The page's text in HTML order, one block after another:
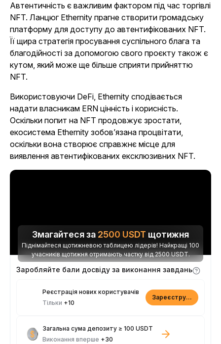
Автентичність є важливим фактором під час торгівлі
NFT. Ланцюг Ethernity прагне створити громадську
платформу для доступу до автентифікованих NFT.
Її щира стратегія просування суспільного блага та
благодійності за допомогою свого проєкту також є
кутом, який може ще більше сприяти прийняттю
NFT.
Використовуючи DeFi, Ethernity сподівається
надати власникам ERN цінність і корисність.
Оскільки попит на NFT продовжує зростати,
екосистема Ethernity зобов’язана процвітати,
оскільки вона створює справжнє місце для
виявлення автентифікованих ексклюзивних NFT.
Змагайтеся за 2500 USDT щотижня
Піднімайтеся щотижневою таблицею лідерів! Найкращі 100
учасників щотижня отримають частку від 2500 USDT.
Заробляйте бали досвіду за виконання завдань
Реєстрація нових користувачів
Тільки +10
Зареєструватися
Загальна сума депозиту ≥ 100 USDT
Виконання вперше +30